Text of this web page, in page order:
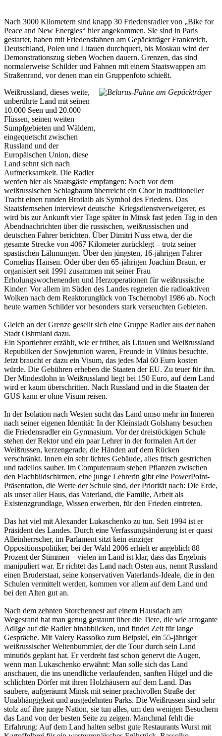
Nach 3000 Kilometern sind knapp 30 Friedensradler von „Bike for
Peace and New Energies“ hier angekommen. Sie sind in Paris
gestartet, haben mit Friedensfahnen am Gepäckträger Frankreich,
Deutschland, Polen und Litauen durchquert, bis Moskau wird der
Demonstrationszug sieben Wochen dauern. Grenzen, das sind
normalerweise Schilder und Fahnen mit einem Staatswappen am
Straßenrand, vor denen man ein Gruppenfoto schießt.
Weißrussland, dieses weite,
unberührte Land mit seinen
10.000 Seen und 20.000
Flüssen, seinen weiten
Sumpfgebieten und Wäldern,
eingequetscht zwischen
Russland und der
Europäischen Union, diese
Land sehnt sich nach
Aufmerksamkeit. Die Radler
werden hier als Staatsgäste empfangen: Noch vor dem
weißrussischen Schlagbaum überreicht ein Chor in traditioneller
Tracht einen runden Brotlaib als Symbol des Friedens. Das
Staatsfernsehen interviewt deutsche Kriegsdienstverweigerer, es
wird bis zur Ankunft vier Tage später in Minsk fast jeden Tag in den
Abendnachrichten über die russischen, weißrussischen und
deutschen Fahrer berichten. Über Dimitri Nuss etwa, der die
gesamte Strecke von 4067 Kilometer zurücklegt – trotz seiner
spastischen Lähmungen. Über den jüngsten, 16-jährigen Fahrer
Cornelius Hansen. Oder über den 65-jährigen Joachim Braun, er
organisiert seit 1991 zusammen mit seiner Frau
Erholungswochenenden und Herzoperationen für weißrussische
Kinder: Vor allem im Süden des Landes regneten die radioaktiven
Wolken nach dem Reaktorunglück von Tschernobyl 1986 ab. Noch
heute warnen Schilder vor besonders stark verseuchten Gebieten.
Gleich an der Grenze gesellt sich eine Gruppe Radler aus der nahen
Stadt Oshmiani dazu.
Ein Sportlehrer erzählt, wie er früher, als Litauen und Weißrussland
Republiken der Sowjetunion waren, Freunde in Vilnius besuchte.
Jetzt braucht er dazu ein Visum, das jedes Mal 60 Euro kosten
würde. Die Gebühren erheben die Staaten der EU. Zu teuer für ihn.
Der Mindestlohn in Weißrussland liegt bei 150 Euro, auf dem Land
wird er kaum überschritten. Nach Russland und in die Staaten der
GUS kann er ohne Visum reisen.
In der Isolation nach Westen sucht das Land umso mehr im Inneren
nach seiner eigenen Identität: In der Kleinstadt Golshany besuchen
die Friedensradler ein Gymnasium. Vor der dreistöckigen Schule
stehen der Rektor und ein paar Lehrer in der formalen Art der
Weißrussen, kerzengerade, die Händen auf dem Rücken
verschränkt. Innen ein sehr lichtes Gebäude, alles frisch gestrichen
und tadellos sauber. Im Computerraum stehen Pflanzen zwischen
den Flachbildschirmen, eine junge Lehrerin gibt eine PowerPoint-
Präsentation, die Werte der Schule sind, der Priorität nach: Die Erde,
als unser aller Haus, das Vaterland, die Familie, Arbeit als
Existenzgrundlage, Wissen erwerben, für den Frieden eintreten.
Das hat viel mit Alexander Lukaschenko zu tun. Seit 1994 ist er
Präsident des Landes. Durch eine Verfassungsänderung ist er quasi
Alleinherrscher, im Parlament sitzt kein einziger
Oppositionspolitiker, bei der Wahl 2006 erhielt er angeblich 88
Prozent der Stimmen – vielen im Land ist klar, dass das Ergebnis
manipuliert war. Er richtet das Land nach Osten aus, nennt Russland
einen Bruderstaat, seine konservativen Vaterlands-Ideale, die in den
Schulen vermittelt werden, kommen vor allem auf dem Land und
bei den Alten gut an.
Nach dem zehnten Storchennest auf einem Hausdach am
Wegesrand hat man genug gestaunt über die Tiere, die wie arrogante
Adlige auf die Radler hinabblicken, und findet Zeit für lange
Gespräche. Mit Valery Rassolko zum Beipsiel, ein 55-jähriger
weißrussischer Weltenbummler, der die Tour durch sein Land
minutiös geplant hat. Er verdreht fast schon genervt die Augen,
wenn man Lukaschenko erwähnt: Man solle sich das Land
anschauen, die ins unendliche verlaufenden, sanften Hügel und die
schlichten Dörfer mit ihren Holzhäusern auf dem Land. Das
saubere, aufgeräumt Minsk mit seiner prachtvollen Straße der
Unabhängigkeit und ausgedehnten Parks. Die Weißrussen sind sehr
stolz auf ihre junge Nation, sie tun alles, um den wenigen Besuchern
das Land von der besten Seite zu zeigen. Manchmal fehlt die
Erfahrung: Auf dem Land halten selbst gute Restaurants Wurst mit